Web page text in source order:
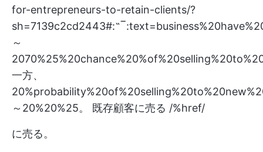
for-entrepreneurs-to-retain-clients/?
～
一方、
～20%20%25。
既存顧客に売る /%href/
に売る。